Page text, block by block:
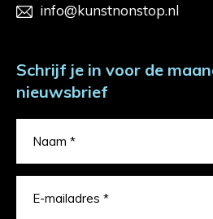
info@kunstnonstop.nl
Schrijf je in voor de
nieuwsbrief